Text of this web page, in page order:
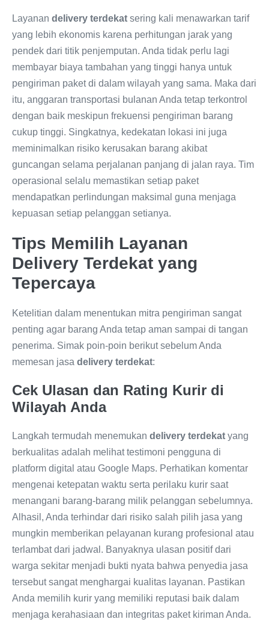
Layanan delivery terdekat sering kali menawarkan tarif
yang lebih ekonomis karena perhitungan jarak yang
pendek dari titik penjemputan. Anda tidak perlu lagi
membayar biaya tambahan yang tinggi hanya untuk
pengiriman paket di dalam wilayah yang sama. Maka dari
itu, anggaran transportasi bulanan Anda tetap terkontrol
dengan baik meskipun frekuensi pengiriman barang
cukup tinggi. Singkatnya, kedekatan lokasi ini juga
meminimalkan risiko kerusakan barang akibat
guncangan selama perjalanan panjang di jalan raya. Tim
operasional selalu memastikan setiap paket
mendapatkan perlindungan maksimal guna menjaga
kepuasan setiap pelanggan setianya.
Tips Memilih Layanan
Delivery Terdekat yang
Tepercaya
Ketelitian dalam menentukan mitra pengiriman sangat
penting agar barang Anda tetap aman sampai di tangan
penerima. Simak poin-poin berikut sebelum Anda
memesan jasa delivery terdekat:
Cek Ulasan dan Rating Kurir di
Wilayah Anda
Langkah termudah menemukan delivery terdekat yang
berkualitas adalah melihat testimoni pengguna di
platform digital atau Google Maps. Perhatikan komentar
mengenai ketepatan waktu serta perilaku kurir saat
menangani barang-barang milik pelanggan sebelumnya.
Alhasil, Anda terhindar dari risiko salah pilih jasa yang
mungkin memberikan pelayanan kurang profesional atau
terlambat dari jadwal. Banyaknya ulasan positif dari
warga sekitar menjadi bukti nyata bahwa penyedia jasa
tersebut sangat menghargai kualitas layanan. Pastikan
Anda memilih kurir yang memiliki reputasi baik dalam
menjaga kerahasiaan dan integritas paket kiriman Anda.